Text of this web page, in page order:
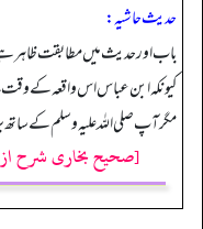
حدیث حاشیہ:
باب اور حدیث میں مطابقت ظاہر
کیونکہ ابن عباس اس واقعہ کے
مگر آپ صلی اللہ علیہ وسلم کے
[صحیح بخاری شرح از